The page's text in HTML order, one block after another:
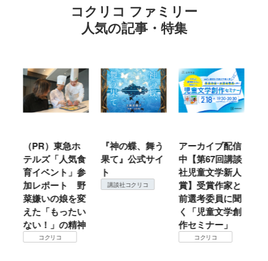
コクリコ ファミリー
人気の記事・特集
（PR）東急ホ
テルズ「人気食
育イベント」参
加レポート 野
菜嫌いの娘を変
えた「もったい
ない！」の精神
コクリコ
『神の蝶、舞う
果て』公式サイ
ト
講談社コクリコ
アーカイブ配信
中【第67回講談
社児童文学新人
賞】受賞作家と
前選考委員に聞
く「児童文学創
作セミナー」
コクリコ